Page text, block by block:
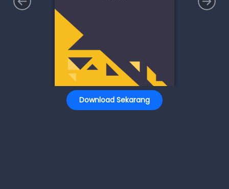
Download Sekarang